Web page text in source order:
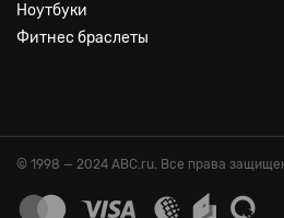
Ноутбуки
Фитнес браслеты
© 1998 — 2024 ABC.ru. Все права